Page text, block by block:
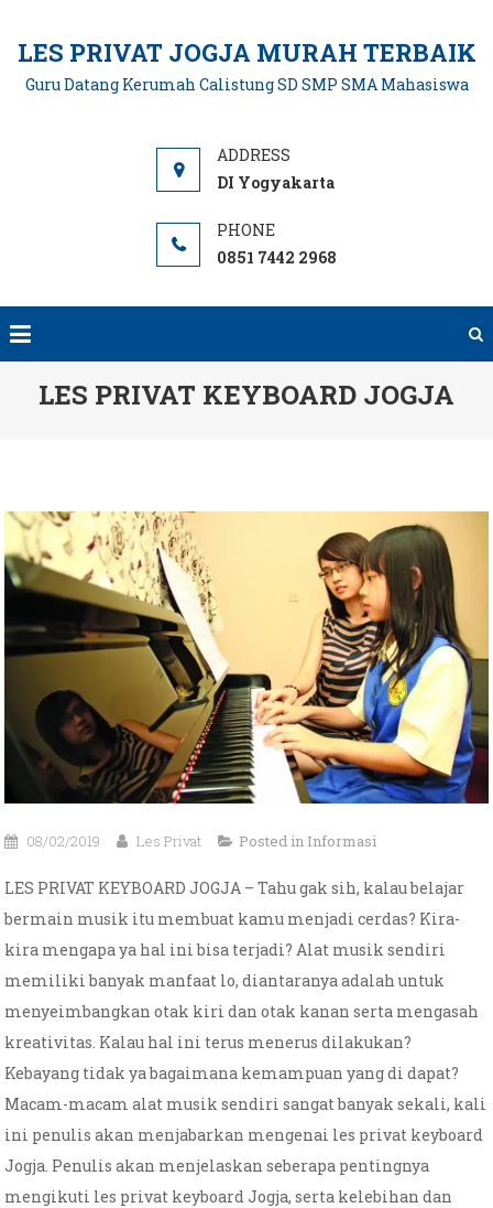
content
LES PRIVAT JOGJA MURAH TERBAIK
Guru Datang Kerumah Calistung SD SMP SMA Mahasiswa
DI Yogyakarta
0851 7442 2968
LES PRIVAT KEYBOARD JOGJA
08/02/2019 Les Privat Posted in Informasi
LES PRIVAT KEYBOARD JOGJA – Tahu gak sih, kalau belajar
bermain musik itu membuat kamu menjadi cerdas? Kira-
kira mengapa ya hal ini bisa terjadi? Alat musik sendiri
memiliki banyak manfaat lo, diantaranya adalah untuk
menyeimbangkan otak kiri dan otak kanan serta mengasah
kreativitas. Kalau hal ini terus menerus dilakukan?
Kebayang tidak ya bagaimana kemampuan yang di dapat?
Macam-macam alat musik sendiri sangat banyak sekali, kali
ini penulis akan menjabarkan mengenai les privat keyboard
Jogja. Penulis akan menjelaskan seberapa pentingnya
mengikuti les privat keyboard Jogja, serta kelebihan dan